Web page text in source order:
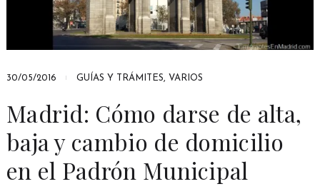
30/05/2016 GUÍAS Y TRÁMITES, VARIOS
Madrid: Cómo darse de alta,
baja y cambio de domicilio
en el Padrón Municipal